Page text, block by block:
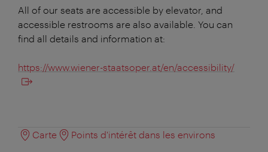
All of our seats are accessible by elevator, and
accessible restrooms are also available. You can
find all details and information at:
https://www.wiener-staatsoper.at/en/accessibility/
Carte Points d'intérêt dans les environs